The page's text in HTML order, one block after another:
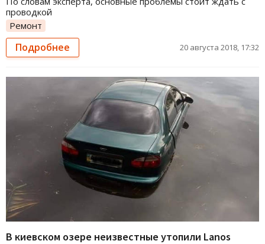
проводкой
Ремонт
Подробнее 20 августа 2018, 17:32
В киевском озере неизвестные утопили Lanos